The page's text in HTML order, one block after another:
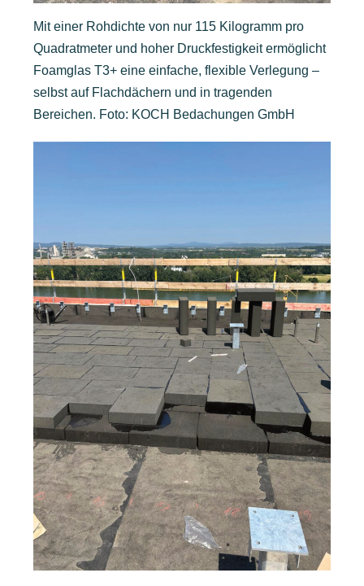
Mit einer Rohdichte von nur 115 Kilogramm pro
Quadratmeter und hoher Druckfestigkeit ermöglicht
Foamglas T3+ eine einfache, flexible Verlegung –
selbst auf Flachdächern und in tragenden
Bereichen. Foto: KOCH Bedachungen GmbH